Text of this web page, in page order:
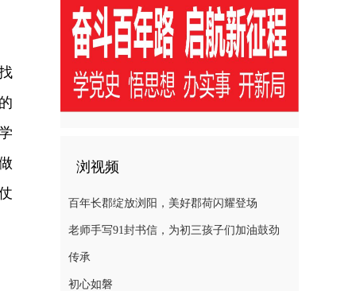
浏视频
百年长郡绽放浏阳，美好郡荷闪耀登场
老师手写91封书信，为初三孩子们加油鼓劲
传承
初心如磐